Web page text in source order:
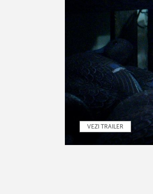
VEZI TRAILER